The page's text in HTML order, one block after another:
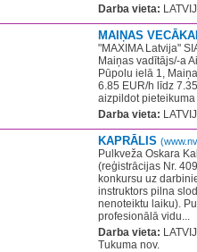
Darba vieta:
MAIŅAS
"MAXIMA Latvija"
Maiņas vadītājs/-a
Pūpolu ielā 1,
6.85 EUR/h līdz
aizpildot
Darba vieta:
KAPRĀLIS
Pulkveža Oskara
(reģistrācijas Nr.
konkursu uz
instruktors pilna
nenoteiktu laiku).
profesionālā vidu...
Darba vieta:
Tukuma nov.